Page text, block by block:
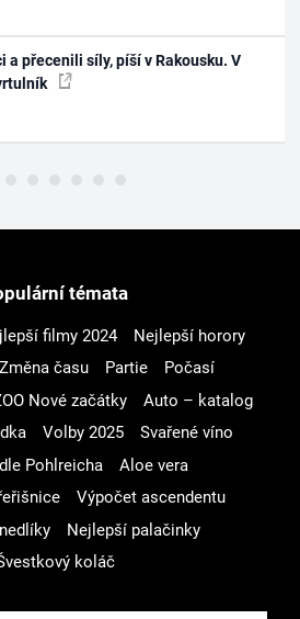
a přecenili síly, píší v Rakousku. V
témata
filmy 2024
Nejlepší horory
Změna času Partie
Počasí
Nové začátky
Auto – katalog
Volby 2025
Svařené víno
Pohlreicha
Aloe vera
Výpočet ascendentu
Nejlepší palačinky
koláč